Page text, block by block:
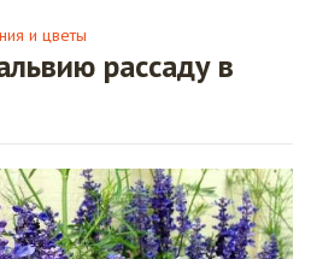
и цветы
рассаду в